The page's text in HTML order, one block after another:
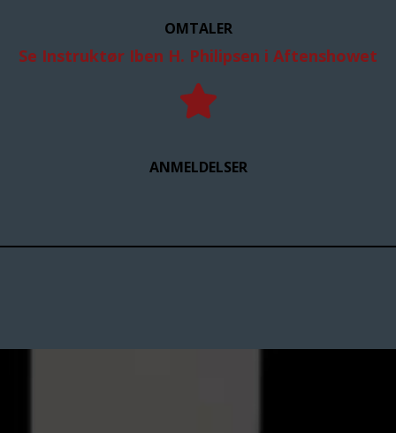
OMTALER
Se Instruktør Iben H. Philipsen i Aftenshowet
ANMELDELSER